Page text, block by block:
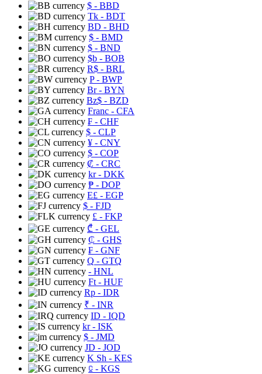
$ - BBD
Tk - BDT
BD - BHD
$ - BMD
$ - BND
$b - BOB
R$ - BRL
P- BWP
Br- BYN
Bz$ - BZD
Franc - CFA
₣ - CHF
$ - CLP
¥ - CNY
$ - COP
₡ - CRC
kr- DKK
₱ - DOP
E£ - EGP
$ - FJD
£ - FKP
₾ - GEL
₵ - GHS
₣ - GNF
Q - GTQ
- HNL
Ft - HUF
Rp - IDR
₹ - INR
ID - IQD
kr- ISK
$ - JMD
JD - JOD
K Sh - KES
⃀ - KGS